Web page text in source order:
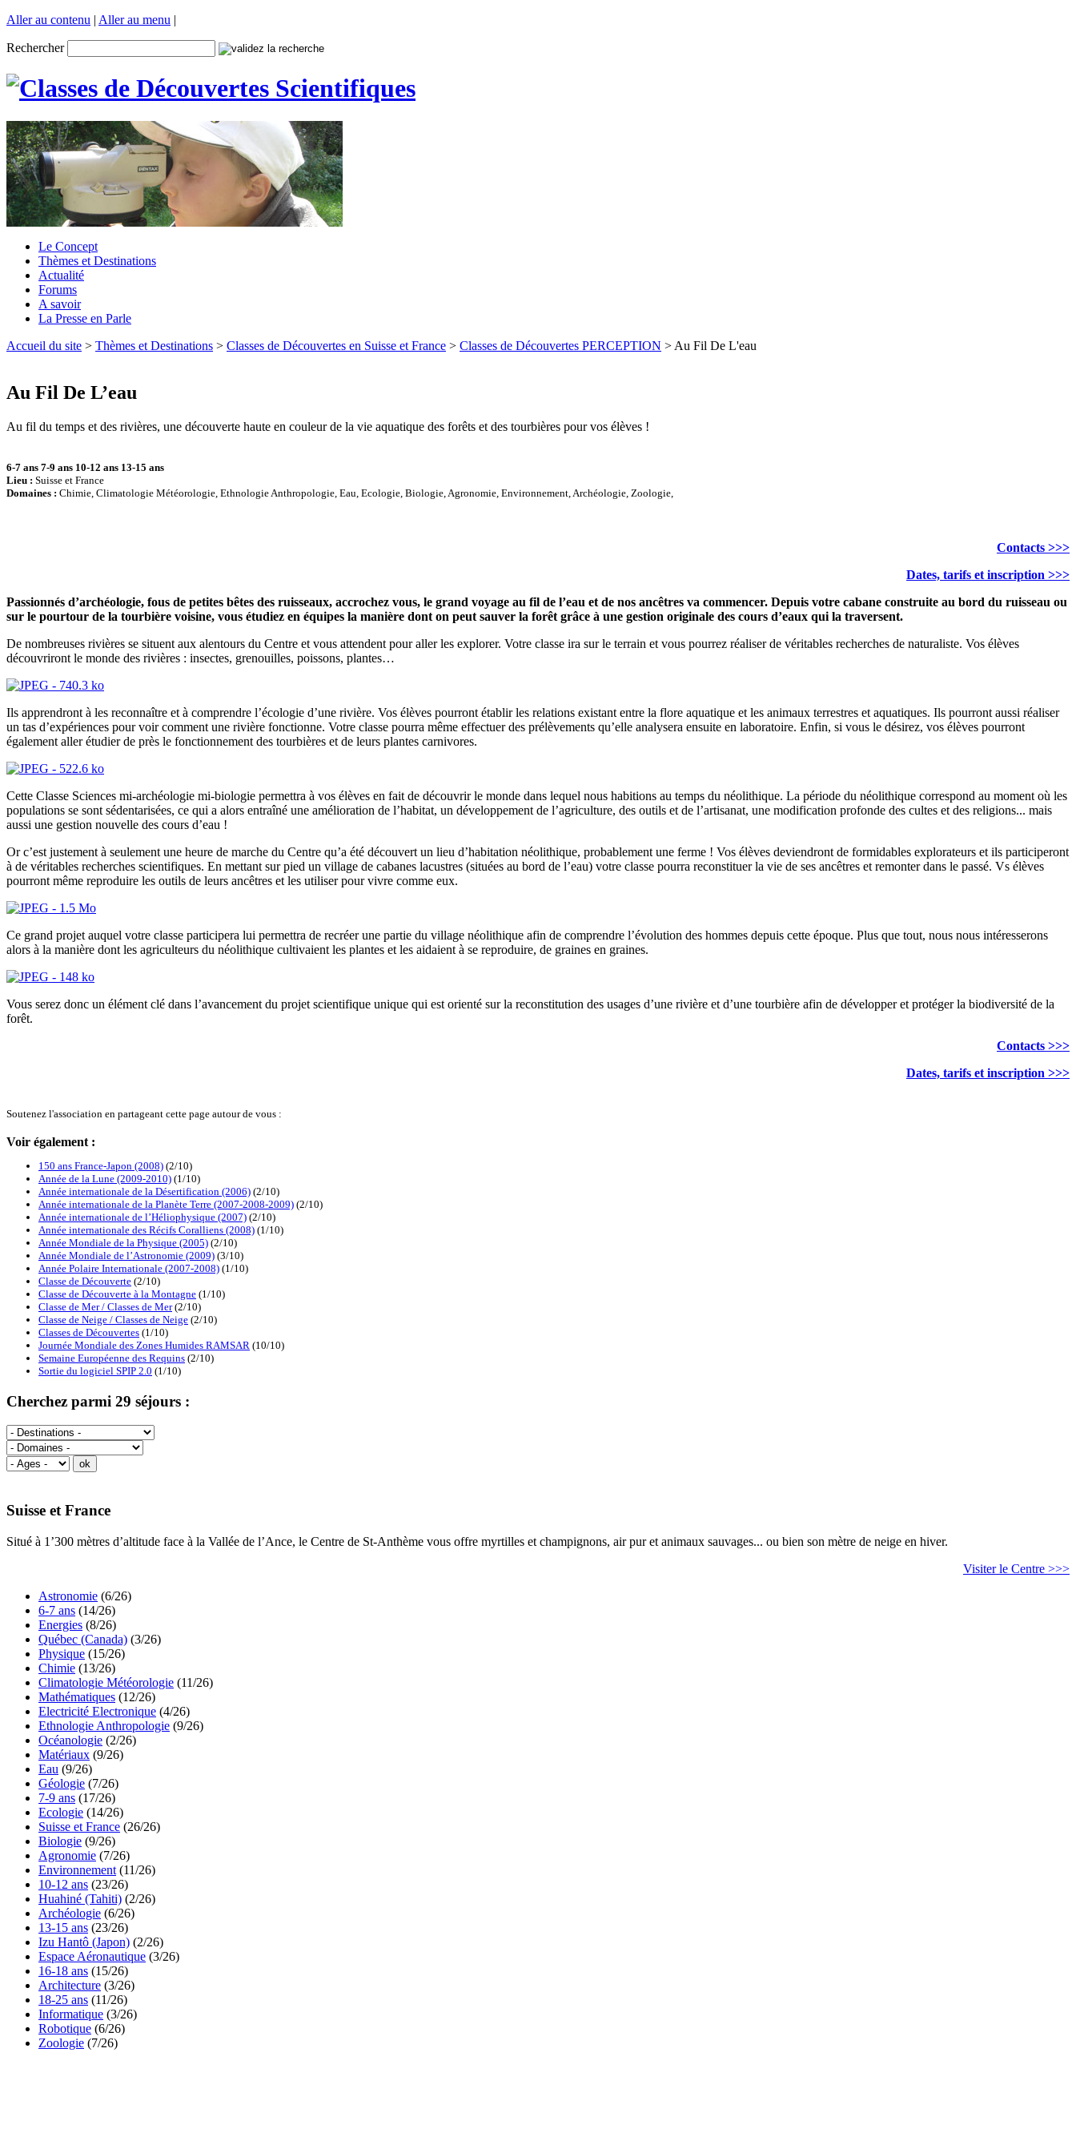
Aller au contenu | Aller au menu |
Rechercher
Le Concept
Thèmes et Destinations
Actualité
Forums
A savoir
La Presse en Parle
Accueil du site > Thèmes et Destinations > Classes de Découvertes en Suisse et France > Classes de Découvertes PERCEPTION > Au Fil De L'eau
Au Fil De L’eau
Au fil du temps et des rivières, une découverte haute en couleur de la vie aquatique des forêts et des tourbières pour vos élèves !
6-7 ans 7-9 ans 10-12 ans 13-15 ans
Lieu : Suisse et France
Domaines : Chimie, Climatologie Météorologie, Ethnologie Anthropologie, Eau, Ecologie, Biologie, Agronomie, Environnement, Archéologie, Zoologie,
Contacts >>>
Dates, tarifs et inscription >>>
Passionnés d’archéologie, fous de petites bêtes des ruisseaux, accrochez vous, le grand voyage au fil de l’eau et de nos ancêtres va commencer. Depuis votre cabane construite au bord du ruisseau ou
sur le pourtour de la tourbière voisine, vous étudiez en équipes la manière dont on peut sauver la forêt grâce à une gestion originale des cours d’eaux qui la traversent.
De nombreuses rivières se situent aux alentours du Centre et vous attendent pour aller les explorer. Votre classe ira sur le terrain et vous pourrez réaliser de véritables recherches de naturaliste. Vos élèves
découvriront le monde des rivières : insectes, grenouilles, poissons, plantes…
Ils apprendront à les reconnaître et à comprendre l’écologie d’une rivière. Vos élèves pourront établir les relations existant entre la flore aquatique et les animaux terrestres et aquatiques. Ils pourront aussi réaliser
un tas d’expériences pour voir comment une rivière fonctionne. Votre classe pourra même effectuer des prélèvements qu’elle analysera ensuite en laboratoire. Enfin, si vous le désirez, vos élèves pourront
également aller étudier de près le fonctionnement des tourbières et de leurs plantes carnivores.
Cette Classe Sciences mi-archéologie mi-biologie permettra à vos élèves en fait de découvrir le monde dans lequel nous habitions au temps du néolithique. La période du néolithique correspond au moment où les
populations se sont sédentarisées, ce qui a alors entraîné une amélioration de l’habitat, un développement de l’agriculture, des outils et de l’artisanat, une modification profonde des cultes et des religions... mais
aussi une gestion nouvelle des cours d’eau !
Or c’est justement à seulement une heure de marche du Centre qu’a été découvert un lieu d’habitation néolithique, probablement une ferme ! Vos élèves deviendront de formidables explorateurs et ils participeront
à de véritables recherches scientifiques. En mettant sur pied un village de cabanes lacustres (situées au bord de l’eau) votre classe pourra reconstituer la vie de ses ancêtres et remonter dans le passé. Vs élèves
pourront même reproduire les outils de leurs ancêtres et les utiliser pour vivre comme eux.
Ce grand projet auquel votre classe participera lui permettra de recréer une partie du village néolithique afin de comprendre l’évolution des hommes depuis cette époque. Plus que tout, nous nous intéresserons
alors à la manière dont les agriculteurs du néolithique cultivaient les plantes et les aidaient à se reproduire, de graines en graines.
Vous serez donc un élément clé dans l’avancement du projet scientifique unique qui est orienté sur la reconstitution des usages d’une rivière et d’une tourbière afin de développer et protéger la biodiversité de la
forêt.
Contacts >>>
Dates, tarifs et inscription >>>
Soutenez l'association en partageant cette page autour de vous :
Voir également :
150 ans France-Japon (2008) (2/10)
Année de la Lune (2009-2010) (1/10)
Année internationale de la Désertification (2006) (2/10)
Année internationale de la Planète Terre (2007-2008-2009) (2/10)
Année internationale de l’Héliophysique (2007) (2/10)
Année internationale des Récifs Coralliens (2008) (1/10)
Année Mondiale de la Physique (2005) (2/10)
Année Mondiale de l’Astronomie (2009) (3/10)
Année Polaire Internationale (2007-2008) (1/10)
Classe de Découverte (2/10)
Classe de Découverte à la Montagne (1/10)
Classe de Mer / Classes de Mer (2/10)
Classe de Neige / Classes de Neige (2/10)
Classes de Découvertes (1/10)
Journée Mondiale des Zones Humides RAMSAR (10/10)
Semaine Européenne des Requins (2/10)
Sortie du logiciel SPIP 2.0 (1/10)
Cherchez parmi 29 séjours :
Suisse et France
Situé à 1’300 mètres d’altitude face à la Vallée de l’Ance, le Centre de St-Anthème vous offre myrtilles et champignons, air pur et animaux sauvages... ou bien son mètre de neige en hiver.
Visiter le Centre >>>
Astronomie (6/26)
6-7 ans (14/26)
Energies (8/26)
Québec (Canada) (3/26)
Physique (15/26)
Chimie (13/26)
Climatologie Météorologie (11/26)
Mathématiques (12/26)
Electricité Electronique (4/26)
Ethnologie Anthropologie (9/26)
Océanologie (2/26)
Matériaux (9/26)
Eau (9/26)
Géologie (7/26)
7-9 ans (17/26)
Ecologie (14/26)
Suisse et France (26/26)
Biologie (9/26)
Agronomie (7/26)
Environnement (11/26)
10-12 ans (23/26)
Huahiné (Tahiti) (2/26)
Archéologie (6/26)
13-15 ans (23/26)
Izu Hantô (Japon) (2/26)
Espace Aéronautique (3/26)
16-18 ans (15/26)
Architecture (3/26)
18-25 ans (11/26)
Informatique (3/26)
Robotique (6/26)
Zoologie (7/26)